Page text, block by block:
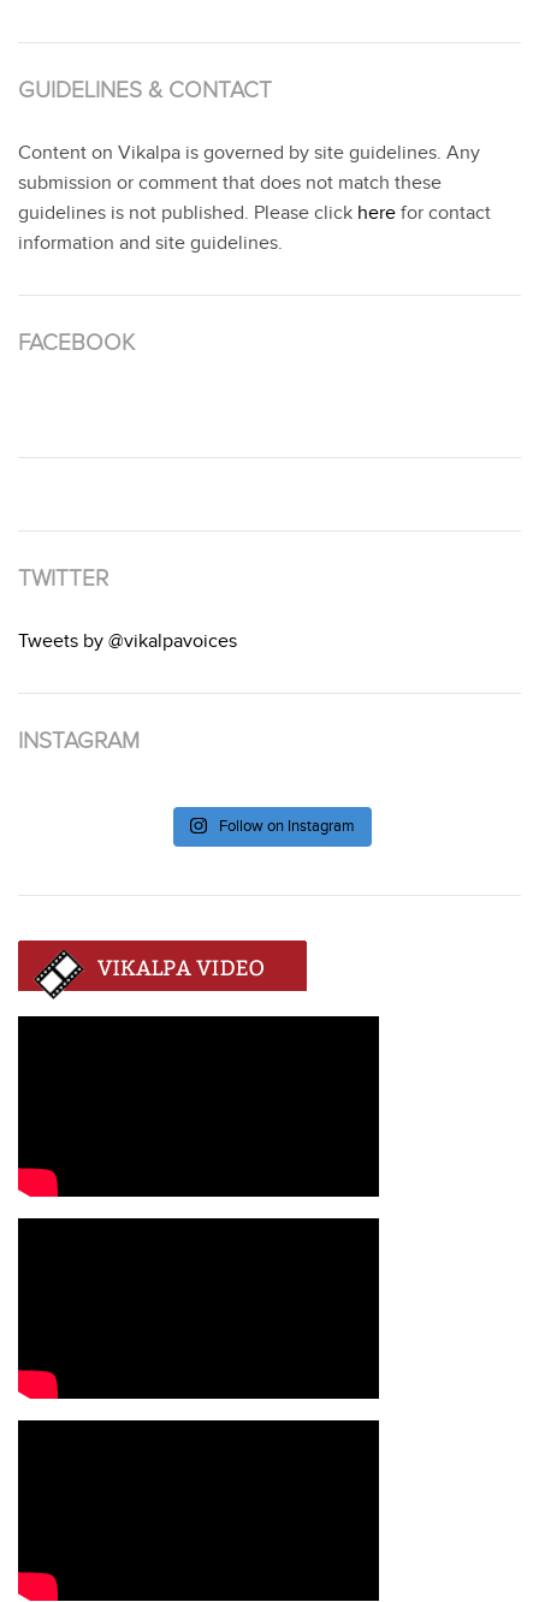
GUIDELINES & CONTACT
Content on Vikalpa is governed by site guidelines. Any
submission or comment that does not match these
guidelines is not published. Please click here for contact
information and site guidelines.
FACEBOOK
TWITTER
Tweets by @vikalpavoices
INSTAGRAM
Follow on Instagram